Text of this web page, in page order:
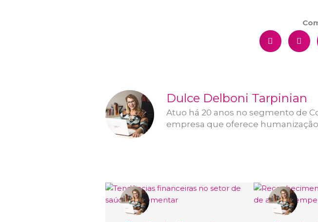
Dulce Delboni Tarpinian
Atuo há 20 anos no segmento de
empresa que oferece